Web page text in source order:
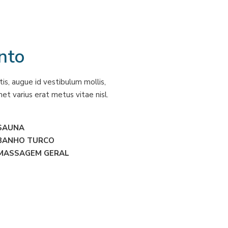
augue id vestibulum mollis,
varius erat metus vitae nisl.
TURCO
GERAL